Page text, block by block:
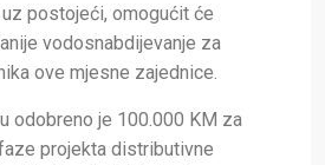
postojeći, omogućit će
vodosnabdijevanje za
ove mjesne zajednice.
odobreno je 100.000 KM za
projekta distributivne